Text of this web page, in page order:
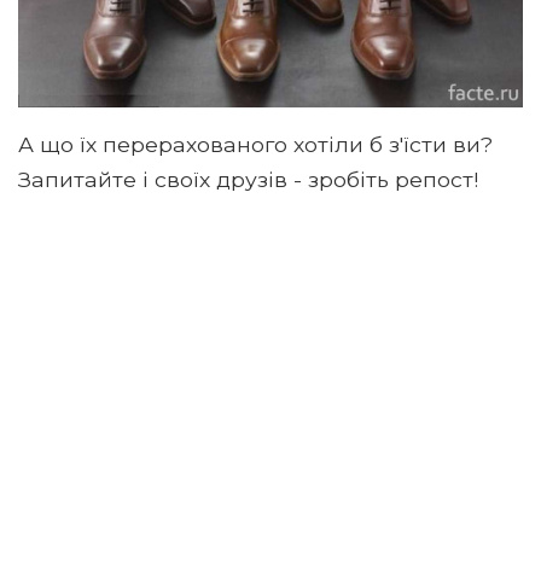
А що їх перерахованого хотіли б з'їсти ви?
Запитайте і своїх друзів - зробіть репост!